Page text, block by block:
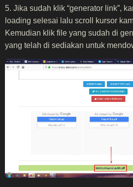
5. Jika sudah klik “generator link”,
loading selesai lalu scroll kursor
Kemudian klik file yang sudah di
yang telah di sediakan untuk